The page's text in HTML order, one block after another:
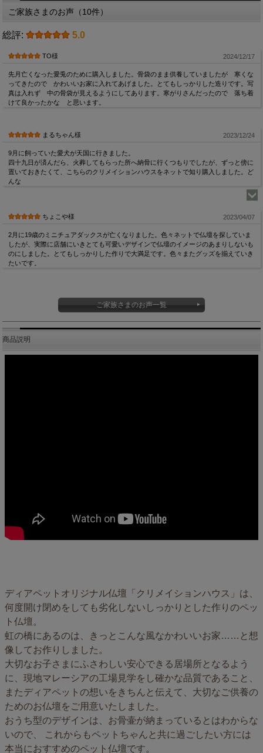
ご家族さまのお声（10件）
総評: 5.0
TO様 2024/12/17
先月亡くなった愛兎のために購入しました。骨袋のまま供養していましたが 寒くな
ってきたので かわいいお家に入れてあげました。とてもしっかりした造りです。写
真は入れず 中の骨袋が見えるようにしてあります。寒がりさんだったので 落ち着
けて良かったかな と思います。
まるちゃん様 2023/12/24
9月に飼っていた愛犬が天国に行きました。
四十九日が済んだら、火葬してもらった所へ納骨に行くつもりでしたが、ずっと傍に
置いておきたくて、こちらのクリメイションハウスをネットで知り購入しました。ど
んな
ちょこや様 2023/04/07
2月に19歳のミニチュアダックスが亡くなりました。色々ネットで仏壇を探していま
したが、実際に店舗にいきとても可愛いデザインで仏壇のイメージのあまりしないも
のにしました。とてもしっかりした作りで大満足です。色々またグッズを揃えていき
たいです。
ご家族さまのお声一覧
商品説明
ディアペットオリジナル仏壇「クリメイションハウス」は、
何度開け閉めをしても劣化しないしっかりとした作りのペッ
ト仏壇。
虹の橋にあるのは、きっとこんな風なかわいいお家……と想
像してお作りしました。
大切なお子さまにふさわしい安心できる居場所となるよう
に、現地マレーシアの工場見学をし確かな品質であること、
またディアペットの想いをきちんと伝えて、大切なご供養の
ためのお仏壇をご用意いたしました。
おうち型のデザインは、お骨壷が納まっているとはわからな
いので、 これからもペットちゃんと共に過ごしたい方には
本当におすすめのペット仏壇です。